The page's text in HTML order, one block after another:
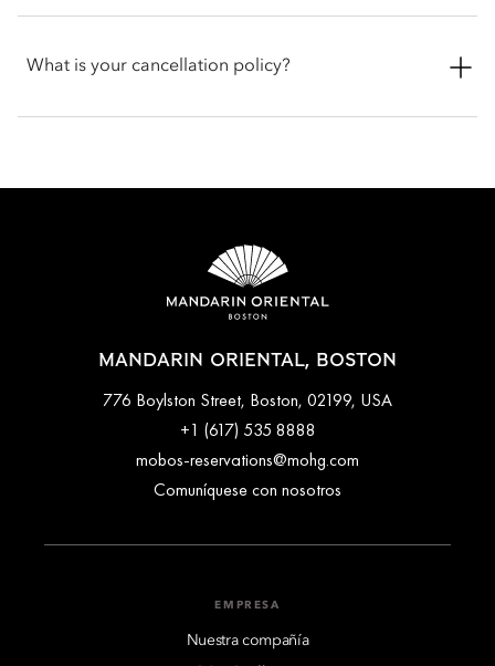
require assistance for early or late check-in and check-out, you
can inform the hotel when booking or by talking with the team
What is your cancellation policy?
booking your stay and in your email conformation.
MANDARIN ORIENTAL, BOSTON
776 Boylston Street, Boston, 02199, USA
+1 (617) 535 8888
mobos-reservations@mohg.com
Comuníquese con nosotros
EMPRESA
Nuestra compañía